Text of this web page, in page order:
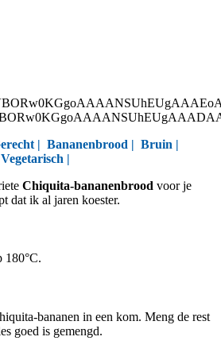
| Bananenbrood | Bruin |
Vegetarisch |
Chiquita-bananenbrood voor je
dat ik al jaren koester.
180°C.
bananen in een kom. Meng de rest
goed is gemengd.